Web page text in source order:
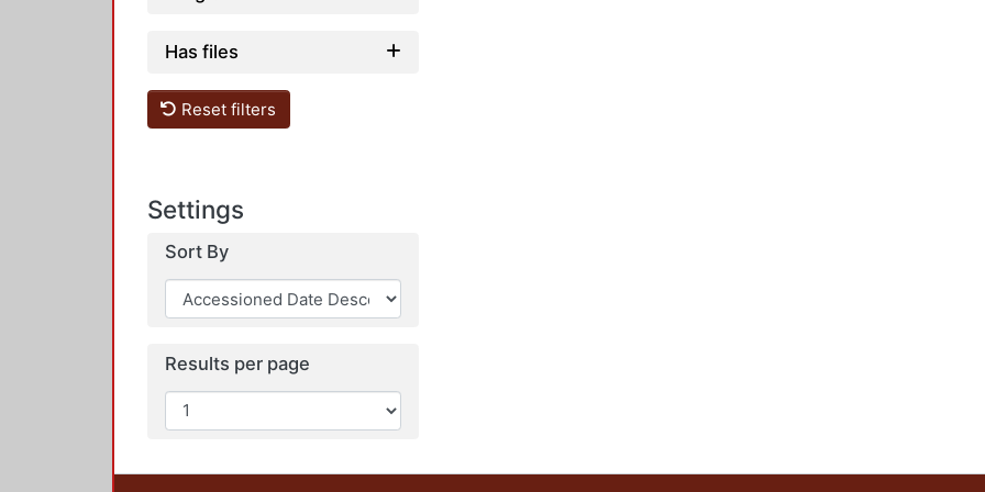
Has files
Reset filters
Settings
Sort By
Results per page